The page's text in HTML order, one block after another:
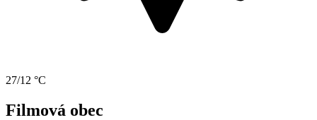
27/12 °C
Filmová obec